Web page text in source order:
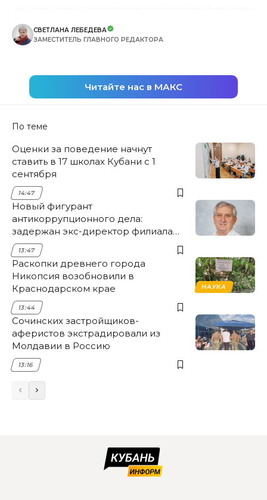
СВЕТЛАНА ЛЕБЕДЕВА
ЗАМЕСТИТЕЛЬ ГЛАВНОГО РЕДАКТОРА
Читайте нас в МАКС
По теме
Оценки за поведение начнут
ставить в 17 школах Кубани с 1
сентября
14:47
Новый фигурант
антикоррупционного дела:
задержан экс-директор филиала
НЭСК Крымска
13:47
НАУКА
Раскопки древнего города
Никопсия возобновили в
Краснодарском крае
13:44
Сочинских застройщиков-
аферистов экстрадировали из
Молдавии в Россию
13:16